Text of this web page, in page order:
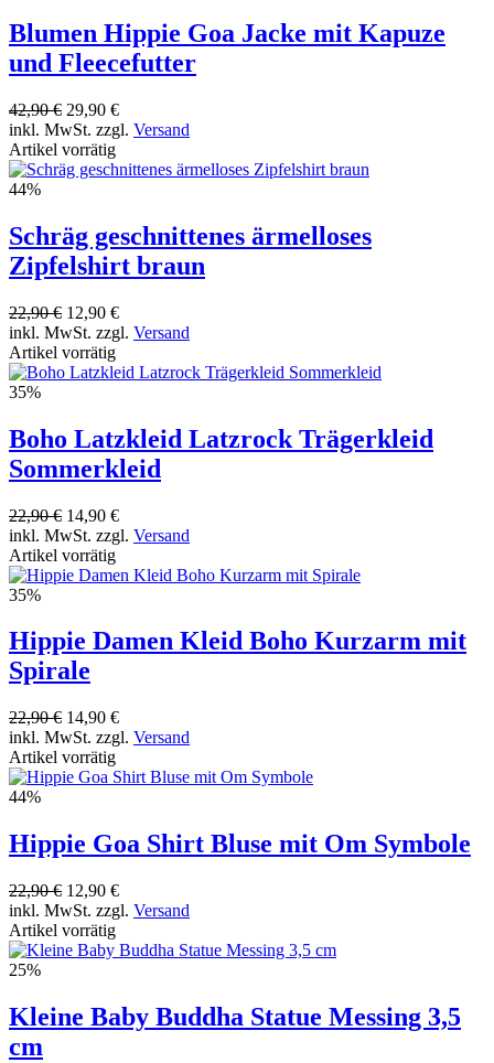
Blumen Hippie Goa Jacke mit Kapuze
und Fleecefutter
42,90 € 29,90 €
inkl. MwSt. zzgl. Versand
Artikel vorrätig
44%
Schräg geschnittenes ärmelloses
Zipfelshirt braun
22,90 € 12,90 €
inkl. MwSt. zzgl. Versand
Artikel vorrätig
35%
Boho Latzkleid Latzrock Trägerkleid
Sommerkleid
22,90 € 14,90 €
inkl. MwSt. zzgl. Versand
Artikel vorrätig
35%
Hippie Damen Kleid Boho Kurzarm mit
Spirale
22,90 € 14,90 €
inkl. MwSt. zzgl. Versand
Artikel vorrätig
44%
Hippie Goa Shirt Bluse mit Om Symbole
22,90 € 12,90 €
inkl. MwSt. zzgl. Versand
Artikel vorrätig
25%
Kleine Baby Buddha Statue Messing 3,5
cm